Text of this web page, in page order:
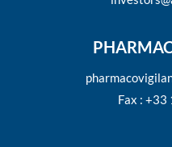
Fax : +33